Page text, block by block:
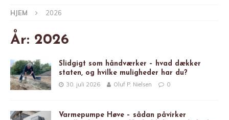
HJEM 2026
År: 2026
Slidgigt som håndværker – hvad dækker
staten, og hvilke muligheder har du?
30. juli 2026 Oluf P. Nielsen 0
Varmepumpe Høve – sådan påvirker